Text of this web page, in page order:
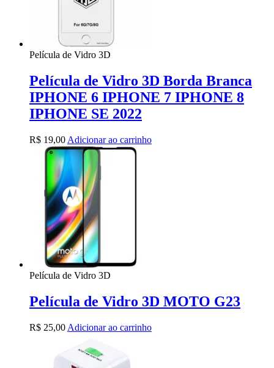
Película de Vidro 3D
Película de Vidro 3D Borda Branca
IPHONE 6 IPHONE 7 IPHONE 8
IPHONE SE 2022
R$ 19,00 Adicionar ao carrinho
Película de Vidro 3D
Película de Vidro 3D MOTO G23
R$ 25,00 Adicionar ao carrinho